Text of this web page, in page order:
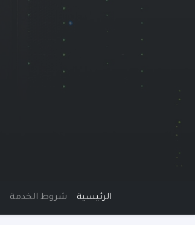
الرئيسية شروط الخدمة